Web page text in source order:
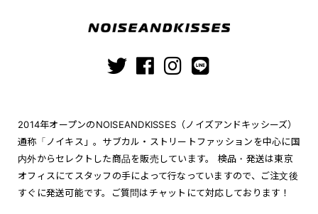
2014年オープンのNOISEANDKISSES（ノイズアンドキッシーズ）
通称「ノイキス」。サブカル・ストリートファッションを中心に国
内外からセレクトした商品を販売しています。 検品・発送は東京
オフィスにてスタッフの手によって行なっていますので、ご注文後
すぐに発送可能です。ご質問はチャットにて対応しております！